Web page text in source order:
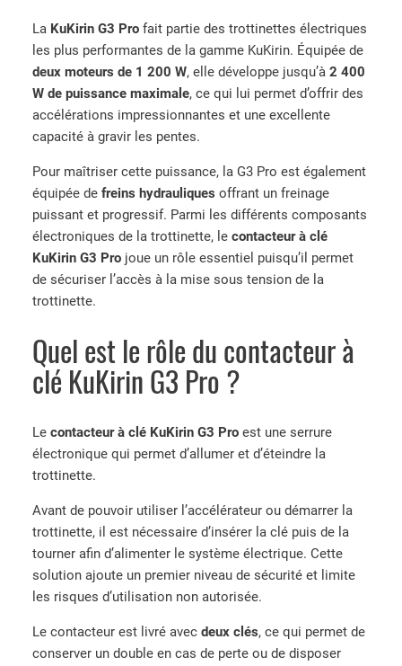
La KuKirin G3 Pro fait partie des trottinettes électriques
les plus performantes de la gamme KuKirin. Équipée de
deux moteurs de 1 200 W, elle développe jusqu’à 2 400
W de puissance maximale, ce qui lui permet d’offrir des
accélérations impressionnantes et une excellente
capacité à gravir les pentes.
Pour maîtriser cette puissance, la G3 Pro est également
équipée de freins hydrauliques offrant un freinage
puissant et progressif. Parmi les différents composants
électroniques de la trottinette, le contacteur à clé
KuKirin G3 Pro joue un rôle essentiel puisqu’il permet
de sécuriser l’accès à la mise sous tension de la
trottinette.
Quel est le rôle du contacteur à
clé KuKirin G3 Pro ?
Le contacteur à clé KuKirin G3 Pro est une serrure
électronique qui permet d’allumer et d’éteindre la
trottinette.
Avant de pouvoir utiliser l’accélérateur ou démarrer la
trottinette, il est nécessaire d’insérer la clé puis de la
tourner afin d’alimenter le système électrique. Cette
solution ajoute un premier niveau de sécurité et limite
les risques d’utilisation non autorisée.
Le contacteur est livré avec deux clés, ce qui permet de
conserver un double en cas de perte ou de disposer